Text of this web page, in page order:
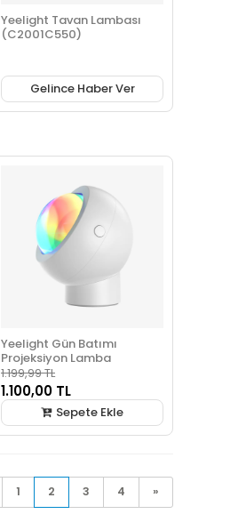
Yeelight Tavan Lambası
(C2001C550)
Gelince Haber Ver
Yeelight Gün Batımı
Projeksiyon Lamba
1.199,99 TL
1.100,00 TL
Sepete Ekle
1 2 3 4 »